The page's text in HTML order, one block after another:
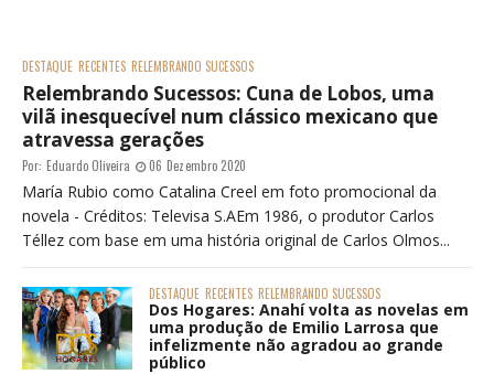
DESTAQUE RECENTES RELEMBRANDO SUCESSOS
Relembrando Sucessos: Cuna de Lobos, uma
vilã inesquecível num clássico mexicano que
atravessa gerações
Por: Eduardo Oliveira 06 Dezembro 2020
María Rubio como Catalina Creel em foto promocional da
novela - Créditos: Televisa S.AEm 1986, o produtor Carlos
Téllez com base em uma história original de Carlos Olmos...
DESTAQUE RECENTES RELEMBRANDO SUCESSOS
Dos Hogares: Anahí volta as novelas em
uma produção de Emilio Larrosa que
infelizmente não agradou ao grande
público